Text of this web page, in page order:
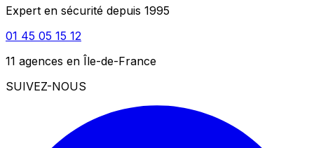
Expert en sécurité depuis 1995
01 45 05 15 12
11 agences en Île-de-France
SUIVEZ-NOUS